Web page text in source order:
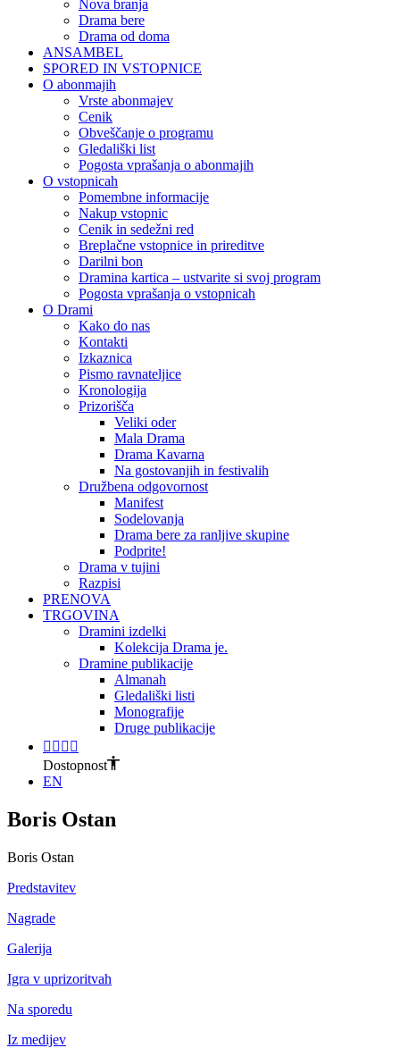
Nova branja
Drama bere
Drama od doma
ANSAMBEL
SPORED IN VSTOPNICE
O abonmajih
Vrste abonmajev
Cenik
Obveščanje o programu
Gledališki list
Pogosta vprašanja o abonmajih
O vstopnicah
Pomembne informacije
Nakup vstopnic
Cenik in sedežni red
Breplačne vstopnice in prireditve
Darilni bon
Dramina kartica – ustvarite si svoj program
Pogosta vprašanja o vstopnicah
O Drami
Kako do nas
Kontakti
Izkaznica
Pismo ravnateljice
Kronologija
Prizorišča
Veliki oder
Mala Drama
Drama Kavarna
Na gostovanjih in festivalih
Družbena odgovornost
Manifest
Sodelovanja
Drama bere za ranljive skupine
Podprite!
Drama v tujini
Razpisi
PRENOVA
TRGOVINA
Dramini izdelki
Kolekcija Drama je.
Dramine publikacije
Almanah
Gledališki listi
Monografije
Druge publikacije
Dostopnost
EN
Boris Ostan
Boris Ostan
Predstavitev
Nagrade
Galerija
Igra v uprizoritvah
Na sporedu
Iz medijev